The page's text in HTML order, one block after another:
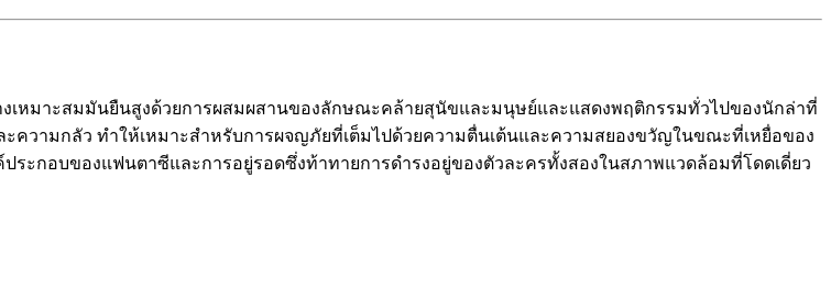
เหมาะสมมันยืนสูงด้วยการผสมผสานของลักษณะคล้ายสุนัขและมนุษย์และแสดงพฤติกรรมทั่วไปของนักล่าที่
ความกลัว ทำให้เหมาะสำหรับการผจญภัยที่เต็มไปด้วยความตื่นเต้นและความสยองขวัญในขณะที่เหยื่อของ
ะกอบของแฟนตาซีและการอยู่รอดซึ่งท้าทายการดำรงอยู่ของตัวละครทั้งสองในสภาพแวดล้อมที่โดดเดี่ยว